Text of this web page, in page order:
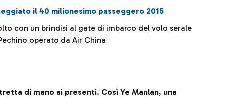
il 40 milionesimo passeggero 2015
con un brindisi al gate di imbarco del volo serale
operato da Air China
di mano ai presenti. Così Ye Manlan, una